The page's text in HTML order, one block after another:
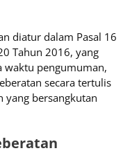
diatur dalam Pasal 16
Tahun 2016, yang
waktu pengumuman,
secara tertulis
yang bersangkutan